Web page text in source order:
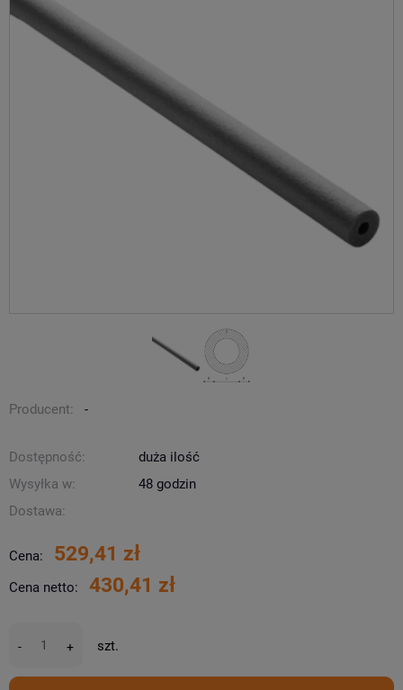
Producent: -
Dostępność:
duża ilość
Wysyłka w:
48 godzin
Dostawa:
Cena: 529,41 zł
Cena netto: 430,41 zł
- + szt.